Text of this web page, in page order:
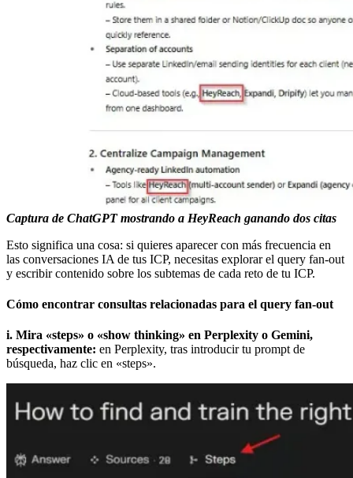
Captura de ChatGPT mostrando a HeyReach ganando dos citas
Esto significa una cosa: si quieres aparecer con más frecuencia en
las conversaciones IA de tus ICP, necesitas explorar el query fan-out
y escribir contenido sobre los subtemas de cada reto de tu ICP.
Cómo encontrar consultas relacionadas para el query fan-out
i. Mira «steps» o «show thinking» en Perplexity o Gemini,
respectivamente: en Perplexity, tras introducir tu prompt de
búsqueda, haz clic en «steps».